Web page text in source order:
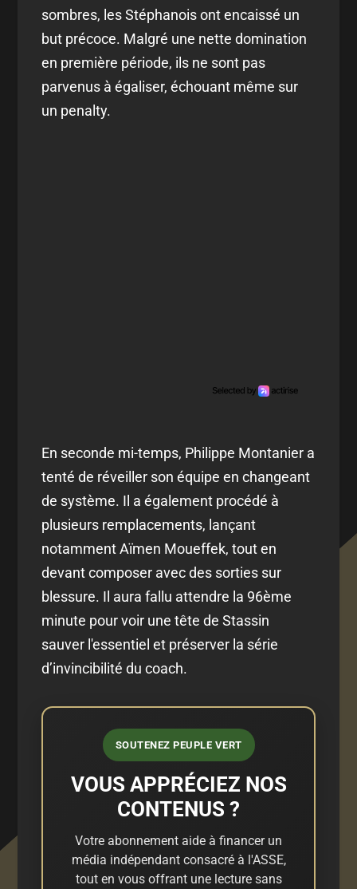
sombres, les Stéphanois ont encaissé un
but précoce. Malgré une nette domination
en première période, ils ne sont pas
parvenus à égaliser, échouant même sur
un penalty.
En seconde mi-temps, Philippe Montanier a
tenté de réveiller son équipe en changeant
de système. Il a également procédé à
plusieurs remplacements, lançant
notamment Aïmen Moueffek, tout en
devant composer avec des sorties sur
blessure. Il aura fallu attendre la 96ème
minute pour voir une tête de Stassin
sauver l'essentiel et préserver la série
d’invincibilité du coach.
SOUTENEZ PEUPLE VERT
VOUS APPRÉCIEZ NOS
CONTENUS ?
Votre abonnement aide à financer un
média indépendant consacré à l'ASSE,
tout en vous offrant une lecture sans